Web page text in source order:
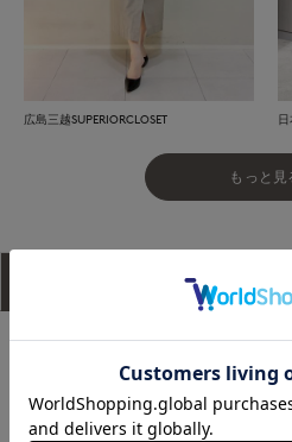
広島三越SUPERIORCLOSET
もっと見
■デザイン
フロントのVあきでシャープさが